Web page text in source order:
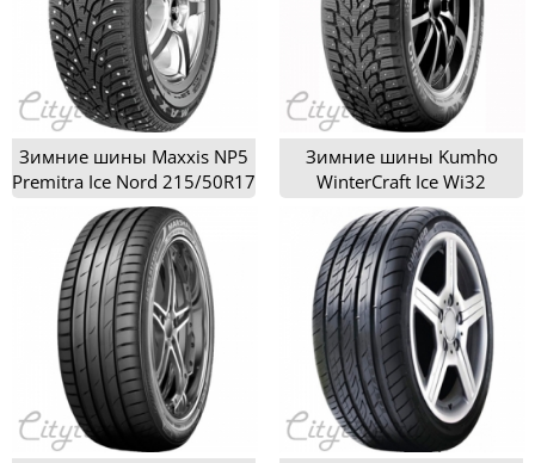
Зимние шины Maxxis NP5
Premitra Ice Nord 215/50R17
Зимние шины Kumho
WinterCraft Ice Wi32
215/50R17